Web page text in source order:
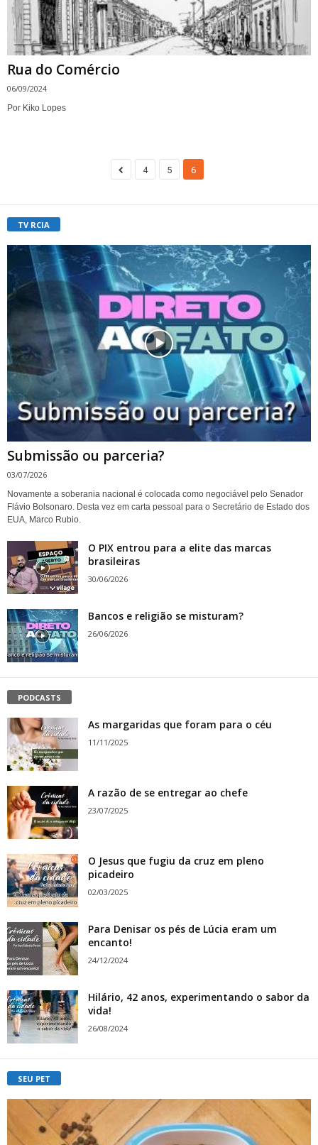
Rua do Comércio
06/09/2024
Por Kiko Lopes
4 5 6
TV RCIA
Submissão ou parceria?
03/07/2026
Novamente a soberania nacional é colocada como negociável pelo Senador
Flávio Bolsonaro. Desta vez em carta pessoal para o Secretário de Estado dos
EUA, Marco Rubio.
O PIX entrou para a elite das marcas
brasileiras
30/06/2026
Bancos e religião se misturam?
26/06/2026
PODCASTS
As margaridas que foram para o céu
11/11/2025
A razão de se entregar ao chefe
23/07/2025
O Jesus que fugiu da cruz em pleno
picadeiro
02/03/2025
Para Denisar os pés de Lúcia eram um
encanto!
24/12/2024
Hilário, 42 anos, experimentando o sabor da
vida!
26/08/2024
SEU PET